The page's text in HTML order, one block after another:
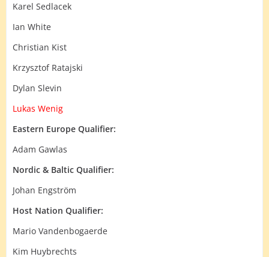
Karel Sedlacek
Ian White
Christian Kist
Krzysztof Ratajski
Dylan Slevin
Lukas Wenig
Eastern Europe Qualifier:
Adam Gawlas
Nordic & Baltic Qualifier:
Johan Engström
Host Nation Qualifier:
Mario Vandenbogaerde
Kim Huybrechts